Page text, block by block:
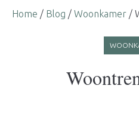
Home / Blog / Woonkamer /